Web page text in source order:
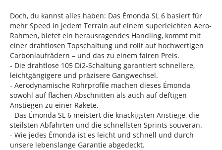
Doch, du kannst alles haben: Das Émonda SL 6 basiert für
mehr Speed in jedem Terrain auf einem superleichten Aero-
Rahmen, bietet ein herausragendes Handling, kommt mit
einer drahtlosen Topschaltung und rollt auf hochwertigen
Carbonlaufrädern – und das zu einem fairen Preis.
- Die drahtlose 105 Di2-Schaltung garantiert schnellere,
leichtgängigere und präzisere Gangwechsel.
- Aerodynamische Rohrprofile machen dieses Émonda
sowohl auf flachen Abschnitten als auch auf deftigen
Anstiegen zu einer Rakete.
- Das Émonda SL 6 meistert die knackigsten Anstiege, die
steilsten Abfahrten und die schnellsten Sprints souverän.
- Wie jedes Émonda ist es leicht und schnell und durch
unsere lebenslange Garantie abgedeckt.